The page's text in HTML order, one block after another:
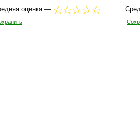
оценка —